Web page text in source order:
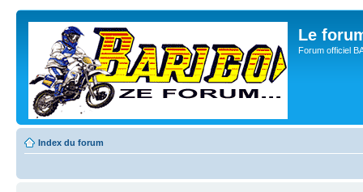
Le
Forum officiel
Index du forum